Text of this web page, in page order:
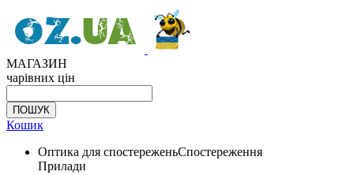
МАГАЗИН
чарівних цін
Кошик
Оптика для спостереженьСпостереження
Прилади